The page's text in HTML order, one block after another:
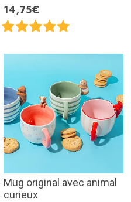
14,75€
Mug original avec animal
curieux